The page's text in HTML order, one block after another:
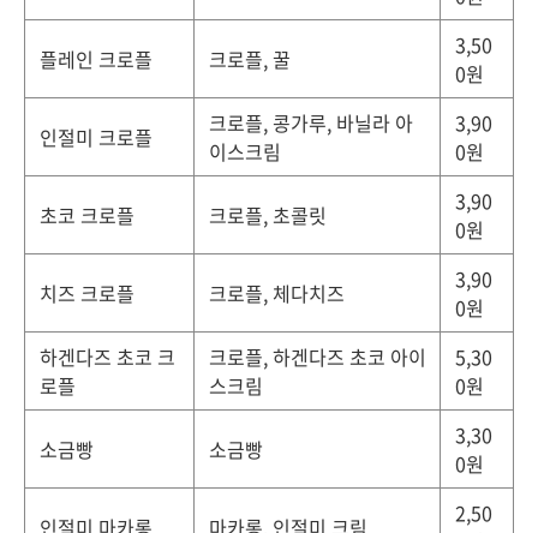
플레인 크로플 크로플, 꿀
3,50
0원
인절미 크로플
크로플, 콩가루, 바닐라 아
이스크림
3,90
0원
초코 크로플 크로플, 초콜릿
3,90
0원
치즈 크로플 크로플, 체다치즈
3,90
0원
하겐다즈 초코 크
로플
크로플, 하겐다즈 초코 아이
스크림
5,30
0원
소금빵 소금빵
3,30
0원
인절미 마카롱 마카롱, 인절미 크림
2,50